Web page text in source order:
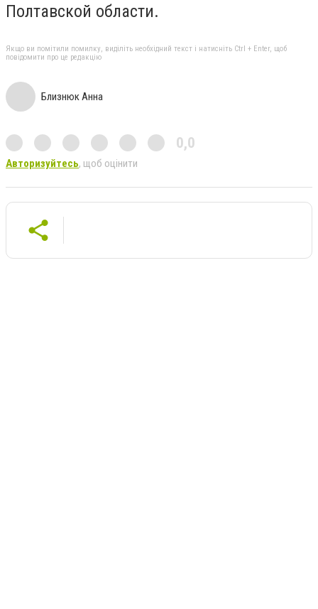
Полтавской области.
Якщо ви помітили помилку, виділіть необхідний текст і натисніть Ctrl + Enter, щоб
повідомити про це редакцію
Близнюк Анна
0,0
Авторизуйтесь, щоб оцінити